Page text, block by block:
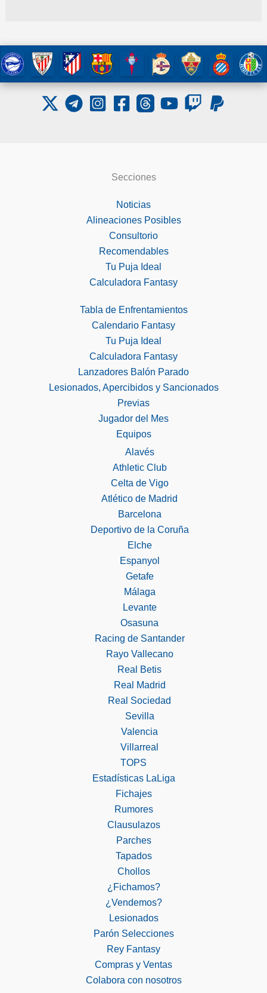
Secciones
Noticias
Alineaciones Posibles
Consultorio
Recomendables
Tu Puja Ideal
Calculadora Fantasy
Tabla de Enfrentamientos
Calendario Fantasy
Tu Puja Ideal
Calculadora Fantasy
Lanzadores Balón Parado
Lesionados, Apercibidos y Sancionados
Previas
Jugador del Mes
Equipos
Alavés
Athletic Club
Celta de Vigo
Atlético de Madrid
Barcelona
Deportivo de la Coruña
Elche
Espanyol
Getafe
Málaga
Levante
Osasuna
Racing de Santander
Rayo Vallecano
Real Betis
Real Madrid
Real Sociedad
Sevilla
Valencia
Villarreal
TOPS
Estadísticas LaLiga
Fichajes
Rumores
Clausulazos
Parches
Tapados
Chollos
¿Fichamos?
¿Vendemos?
Lesionados
Parón Selecciones
Rey Fantasy
Compras y Ventas
Colabora con nosotros